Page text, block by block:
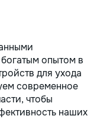
опытом в
для ухода
современное
чтобы
наших